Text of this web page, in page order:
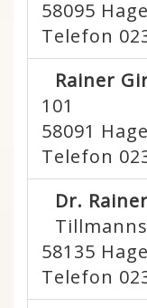
58095
Telefon
Rainer
101
58091
Telefon
Dr.
58135
Telefon